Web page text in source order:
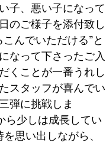
子、悪い子になって
のご様子を添付致し
んでいただける”と
なって下さったご入
くことが一番うれし
スタッフが喜んでい
弾に挑戦しま
ら少しは成長してい
思い出しながら、